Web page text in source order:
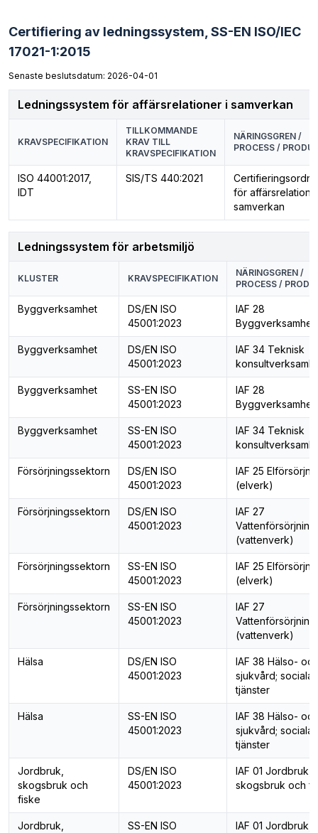
Certifiering av ledningssystem, SS-EN ISO/IEC
17021-1:2015
Senaste beslutsdatum: 2026-04-01
Ledningssystem för affärsrelationer i samverkan
KRAVSPECIFIKATION
TILLKOMMANDE
KRAV TILL
KRAVSPECIFIKATION
NÄRINGSGREN /
PROCESS /
ISO 44001:2017,
IDT
SIS/TS 440:2021
för
samverkan
Ledningssystem för arbetsmiljö
KLUSTER KRAVSPECIFIKATION
NÄRINGSGREN /
PROCESS /
Byggverksamhet
DS/EN ISO
45001:2023
IAF 28
Byggverksamhet
Byggverksamhet
DS/EN ISO
45001:2023
IAF 34 Teknisk
Byggverksamhet
SS-EN ISO
45001:2023
IAF 28
Byggverksamhet
Byggverksamhet
SS-EN ISO
45001:2023
IAF 34 Teknisk
Försörjningssektorn
DS/EN ISO
45001:2023
IAF 25
(elverk)
Försörjningssektorn
DS/EN ISO
45001:2023
IAF 27
Vattenförsörjning
(vattenverk)
Försörjningssektorn
SS-EN ISO
45001:2023
IAF 25
(elverk)
Försörjningssektorn
SS-EN ISO
45001:2023
IAF 27
Vattenförsörjning
(vattenverk)
Hälsa
DS/EN ISO
45001:2023
IAF 38 Hälso- och
sjukvård; sociala
tjänster
Hälsa
SS-EN ISO
45001:2023
IAF 38 Hälso- och
sjukvård; sociala
tjänster
Jordbruk,
skogsbruk och
fiske
DS/EN ISO
45001:2023
IAF 01 Jordbruk,
skogsbruk och
Jordbruk,
SS-EN ISO
IAF 01 Jordbruk,